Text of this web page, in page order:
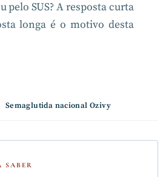
pelo SUS? A resposta curta
longa é o motivo desta
Semaglutida nacional Ozivy
SABER